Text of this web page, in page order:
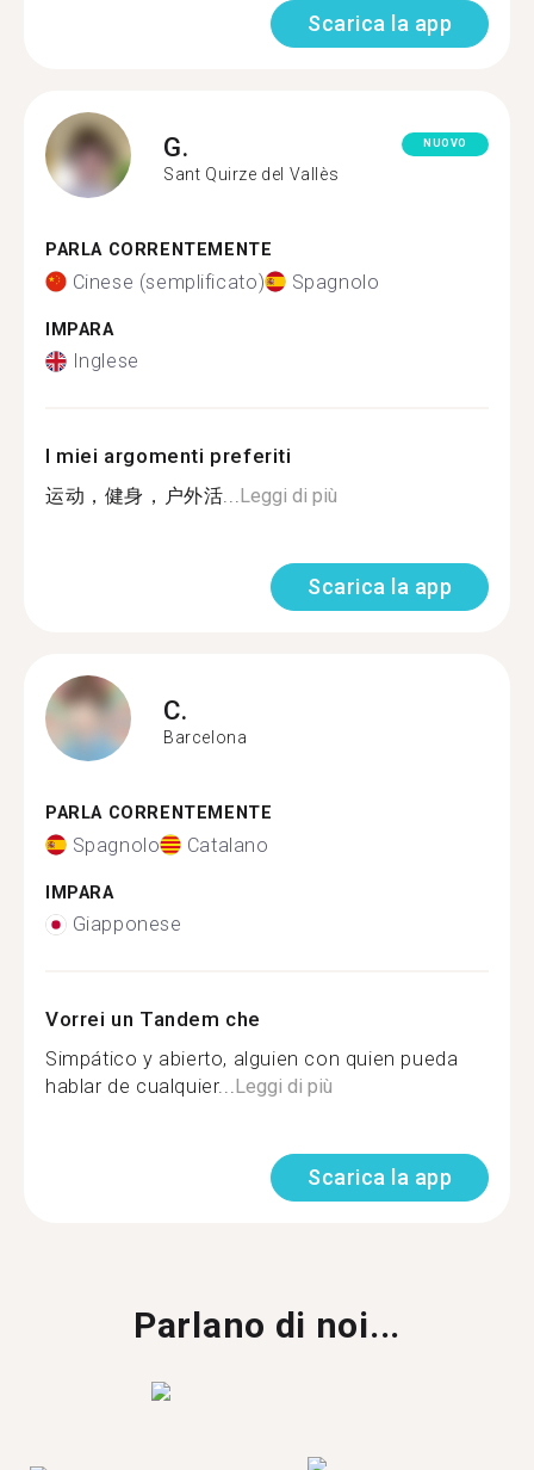
Scarica la app
G.
Sant Quirze del Vallès
NUOVO
PARLA CORRENTEMENTE
Cinese (semplificato) Spagnolo
IMPARA
Inglese
I miei argomenti preferiti
运动，健身，户外活...Leggi di più
Scarica la app
C.
Barcelona
PARLA CORRENTEMENTE
Spagnolo Catalano
IMPARA
Giapponese
Vorrei un Tandem che
Simpático y abierto, alguien con quien pueda
hablar de cualquier...Leggi di più
Scarica la app
Parlano di noi...